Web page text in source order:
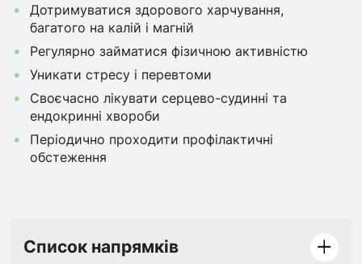
Дотримуватися здорового харчування,
багатого на калій і магній
Регулярно займатися фізичною активністю
Уникати стресу і перевтоми
Своєчасно лікувати серцево-судинні та
ендокринні хвороби
Періодично проходити профілактичні
обстеження
Список напрямків